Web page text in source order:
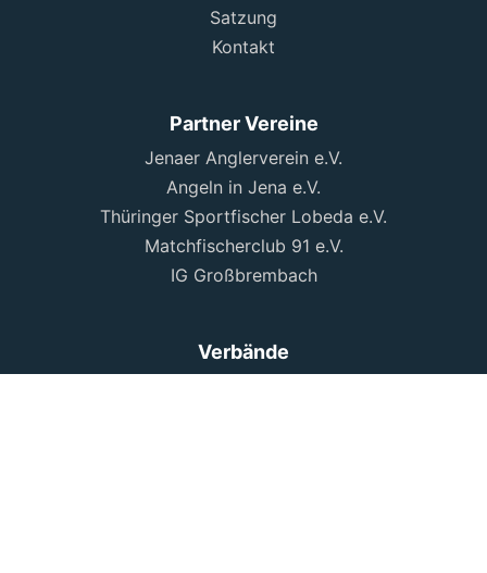
Satzung
Kontakt
Partner Vereine
Jenaer Anglerverein e.V.
Angeln in Jena e.V.
Thüringer Sportfischer Lobeda e.V.
Matchfischerclub 91 e.V.
IG Großbrembach
Verbände